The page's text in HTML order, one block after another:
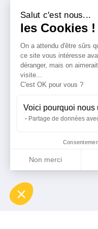
Salut c'est nous...
les Cookies !
On a attendu d'être sûrs
ce site vous intéresse
déranger, mais on
visite...
C'est OK pour vous ?
Voici pourquoi nous
Partage de données
Non merci
Notre plateforme vous